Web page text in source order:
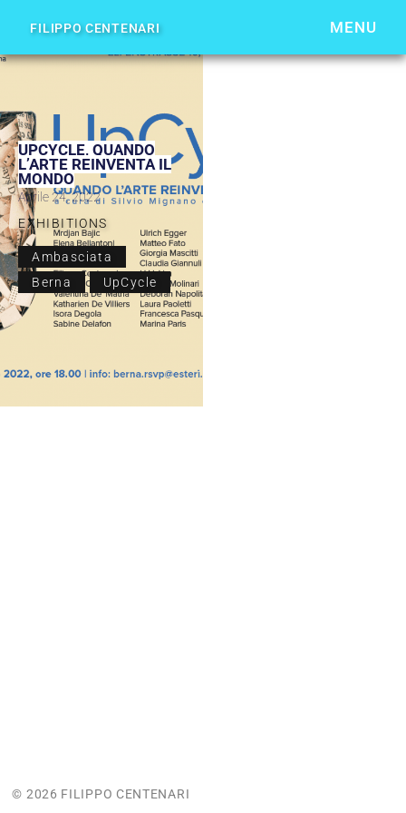
FILIPPO CENTENARI MENU
UPCYCLE, QUANDO
L’ARTE REINVENTA IL
MONDO
Aprile 24, 2022
EXHIBITIONS
Ambasciata
Berna
UpCycle
© 2026 FILIPPO CENTENARI